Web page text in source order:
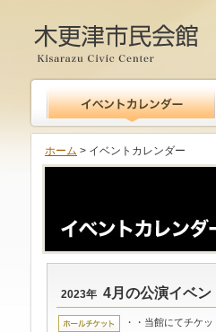
木更津市民会館
ホーム > イベントカレンダー
2023年 4月の公演イベン
・・当館にてチケ